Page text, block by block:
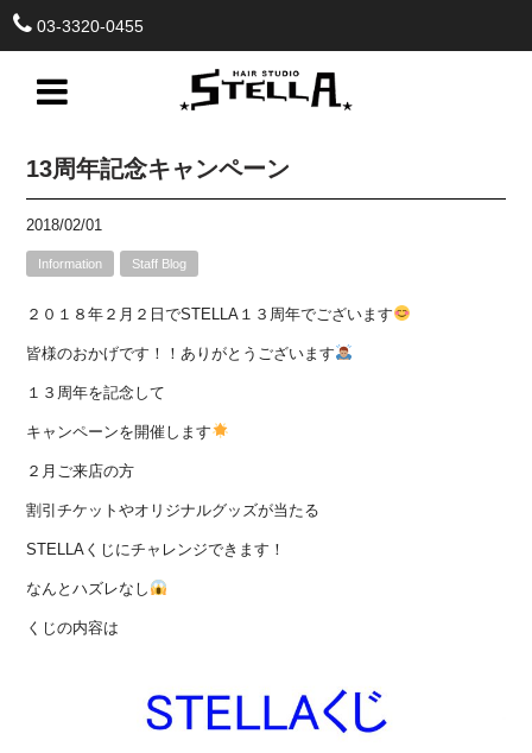
03-3320-0455
13周年記念キャンペーン
2018/02/01
Information Staff Blog
２０１８年２月２日でSTELLA１３周年でございます
皆様のおかげです！！ありがとうございます
１３周年を記念して
キャンペーンを開催します
２月ご来店の方
割引チケットやオリジナルグッズが当たる
STELLAくじにチャレンジできます！
なんとハズレなし
くじの内容は